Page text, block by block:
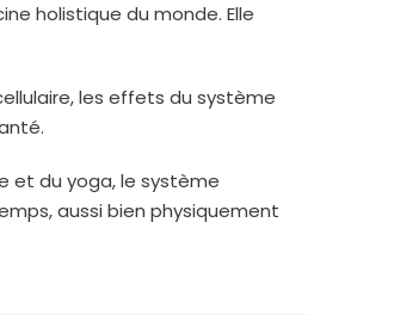
holistique du monde. Elle
les effets du système
et du yoga, le système
aussi bien physiquement